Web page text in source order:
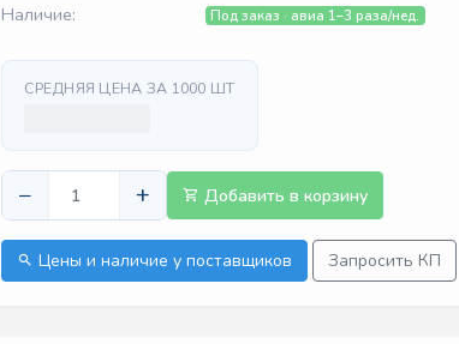
Наличие:
Под заказ · авиа 1–3 раза/нед.
СРЕДНЯЯ ЦЕНА ЗА 1000 ШТ
− + Добавить в корзину
Цены и наличие у поставщиков Запросить КП